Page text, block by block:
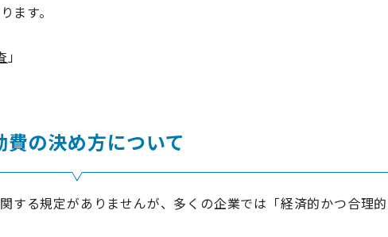
ます。
」
費の決め方について
する規定がありませんが、多くの企業では「経済的かつ合理